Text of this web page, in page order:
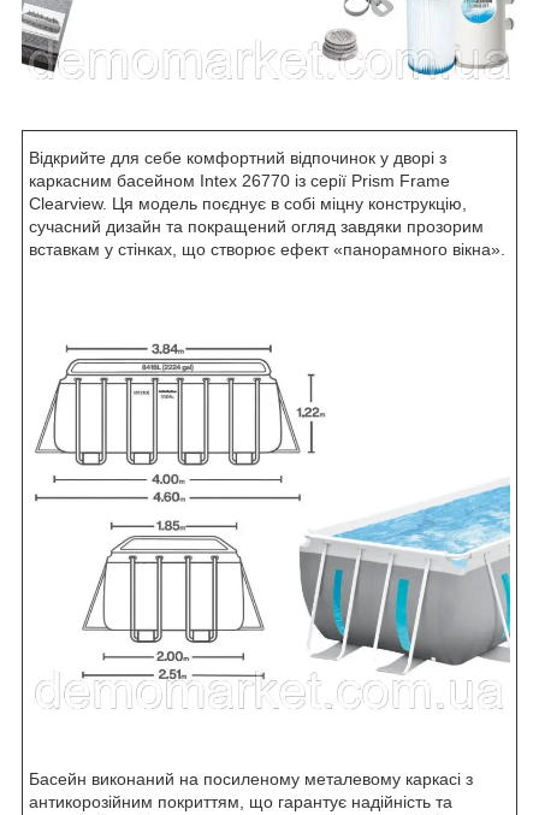
Відкрийте для себе комфортний відпочинок у дворі з
каркасним басейном Intex 26770 із серії Prism Frame
Clearview. Ця модель поєднує в собі міцну конструкцію,
сучасний дизайн та покращений огляд завдяки прозорим
вставкам у стінках, що створює ефект «панорамного вікна».
Басейн виконаний на посиленому металевому каркасі з
антикорозійним покриттям, що гарантує надійність та